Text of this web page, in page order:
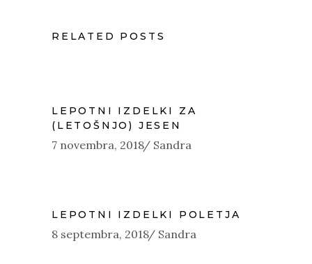
RELATED POSTS
LEPOTNI IZDELKI ZA
(LETOŠNJO) JESEN
7 novembra, 2018 Sandra
LEPOTNI IZDELKI POLETJA
8 septembra, 2018 Sandra